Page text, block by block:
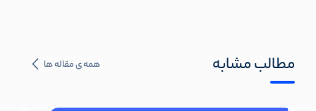
مطالب مشابه همه ی مقاله ها